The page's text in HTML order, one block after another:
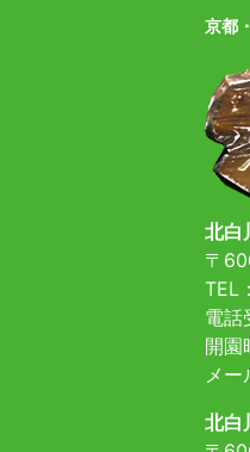
京都
北白
〒
TEL：
電話
開
メ
北白